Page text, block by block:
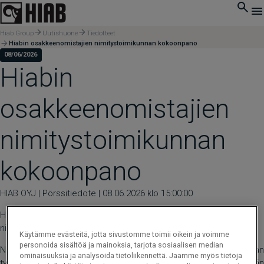
Hiab Group Uutishuone
Tiedotteet
Hiabin osakkeenomistajien nimitystoimikunnan kokoonpano
08/06/2026
Hiabin
osakkeenomistajien
nimitystoimikunnan
kokoonpano
HIAB OYJ | Pörssitiedote | 08.06.2026 klo 15:00:00
Hiab Oyj:n (”Hiab” tai ”Yhtiö”) osakkeenomistajien
nimitystoimikunnan (”Nimitystoimikunta”) jäsenet on nimitetty.
Nimitystoimikunnassa on neljä (4) jäsentä. Nimitystoimikunnan
Käytämme evästeitä, jotta sivustomme toimii oikein ja voimme
personoida sisältöä ja mainoksia, tarjota sosiaalisen median
ominaisuuksia ja analysoida tietoliikennettä. Jaamme myös tietoja